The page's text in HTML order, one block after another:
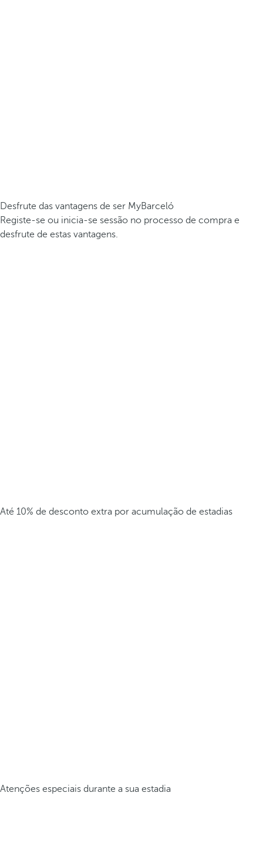
Desfrute das vantagens de ser MyBarceló
Registe-se ou inicia-se sessão no processo de compra e
desfrute de estas vantagens.
Até 10% de desconto extra por acumulação de estadias
Atenções especiais durante a sua estadia